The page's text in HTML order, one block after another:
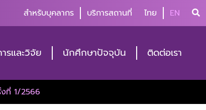
สำหรับบุคลากร บริการสถานที่ ไทย EN
รและวิจัย นักศึกษาปัจจุบัน ติดต่อเรา
ที่ 1/2566